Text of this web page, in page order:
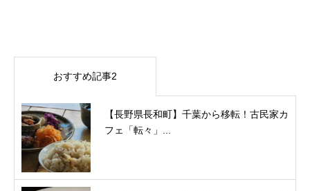
おすすめ記事2
【長野県長和町】千葉から移転！古民家カ
フェ「転々」...